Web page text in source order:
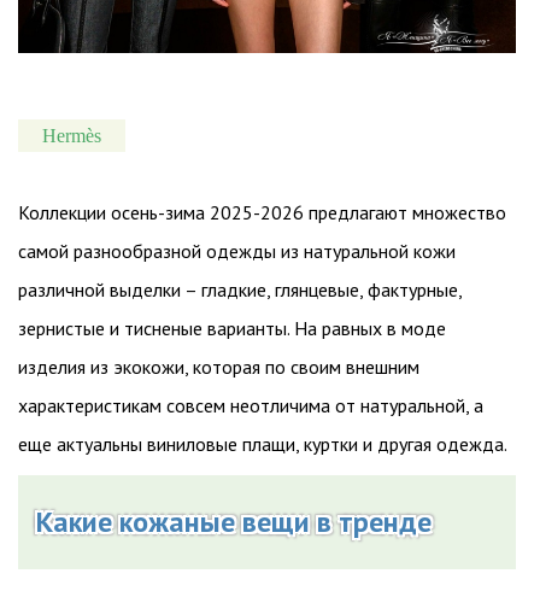
Hermès
Коллекции осень-зима 2025-2026 предлагают множество
самой разнообразной одежды из натуральной кожи
различной выделки – гладкие, глянцевые, фактурные,
зернистые и тисненые варианты. На равных в моде
изделия из экокожи, которая по своим внешним
характеристикам совсем неотличима от натуральной, а
еще актуальны виниловые плащи, куртки и другая одежда.
Какие кожаные вещи в тренде